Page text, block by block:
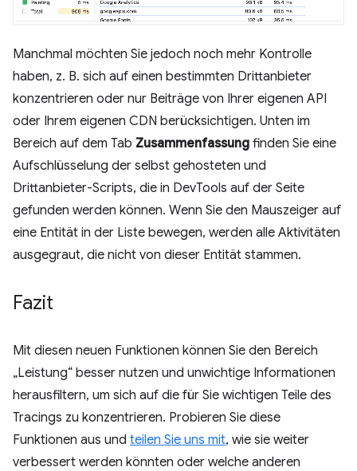
Manchmal möchten Sie jedoch noch mehr Kontrolle
haben, z. B. sich auf einen bestimmten Drittanbieter
konzentrieren oder nur Beiträge von Ihrer eigenen API
oder Ihrem eigenen CDN berücksichtigen. Unten im
Bereich auf dem Tab Zusammenfassung finden Sie eine
Aufschlüsselung der selbst gehosteten und
Drittanbieter-Scripts, die in DevTools auf der Seite
gefunden werden können. Wenn Sie den Mauszeiger auf
eine Entität in der Liste bewegen, werden alle Aktivitäten
ausgegraut, die nicht von dieser Entität stammen.
Fazit
Mit diesen neuen Funktionen können Sie den Bereich
„Leistung“ besser nutzen und unwichtige Informationen
herausfiltern, um sich auf die für Sie wichtigen Teile des
Tracings zu konzentrieren. Probieren Sie diese
Funktionen aus und teilen Sie uns mit, wie sie weiter
verbessert werden könnten oder welche anderen